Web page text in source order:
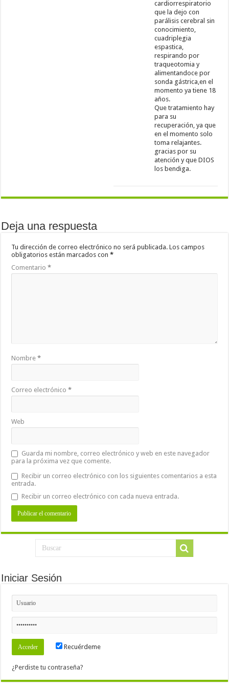
cardiorrespiratorio
que la dejo con
parálisis cerebral sin
conocimiento,
cuadriplegia
espastica,
respirando por
traqueotomia y
alimentandoce por
sonda gástrica,en el
momento ya tiene 18
años.
Que tratamiento hay
para su
recuperación, ya que
en el momento solo
toma relajantes.
gracias por su
atención y que DIOS
los bendiga.
Deja una respuesta
Tu dirección de correo electrónico no será publicada. Los campos
obligatorios están marcados con*
Comentario*
Nombre*
Correo electrónico*
Web
Guarda mi nombre, correo electrónico y web en este navegador
para la próxima vez que comente.
Recibir un correo electrónico con los siguientes comentarios a esta
entrada.
Recibir un correo electrónico con cada nueva entrada.
Iniciar Sesión
Recuérdeme
¿Perdiste tu contraseña?